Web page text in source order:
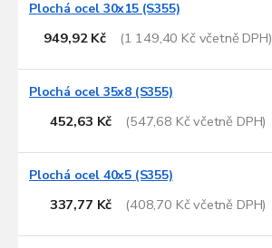
Plochá ocel 30x15 (S355)
949,92 Kč (1 149,40 Kč včetně DPH)
Plochá ocel 35x8 (S355)
452,63 Kč (547,68 Kč včetně DPH)
Plochá ocel 40x5 (S355)
337,77 Kč (408,70 Kč včetně DPH)